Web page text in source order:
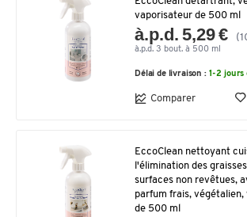
vaporisateur de 500 ml
à.p.d. 5,29 €
à.p.d. 3 bout. à 500 ml
Délai de livraison : 1-2 jours
Comparer
EccoClean nettoyant
l'élimination des
surfaces non revêtues,
parfum frais,
de 500 ml